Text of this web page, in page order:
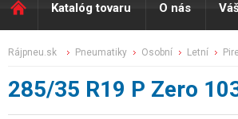
Katalóg tovaru O nás
rájpneu.sk pneumatiky osobní letní
285/35 R19 P Zero